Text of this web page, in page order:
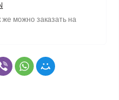
можно заказать на